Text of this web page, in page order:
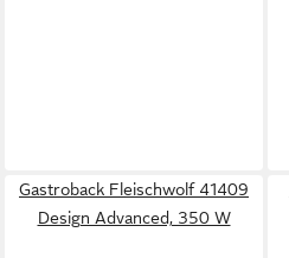
Gastroback Fleischwolf 41409
Design Advanced, 350 W